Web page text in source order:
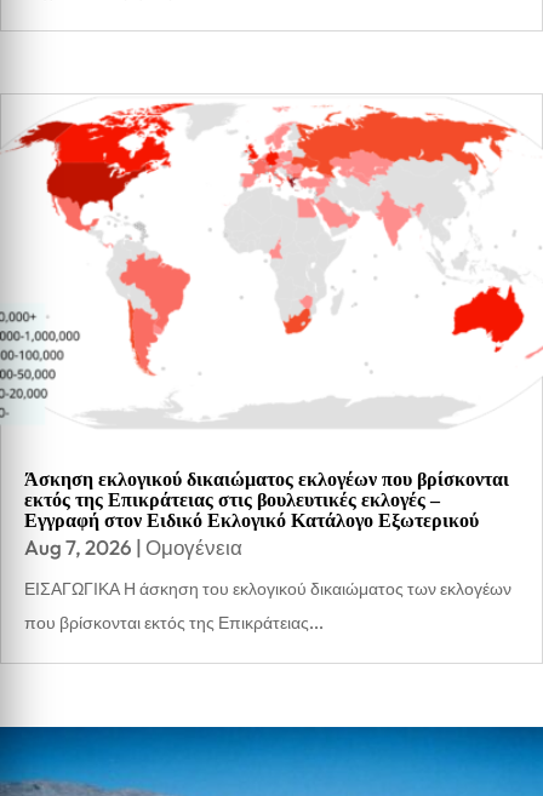
Άσκηση εκλογικού δικαιώματος εκλογέων που βρίσκονται
εκτός της Επικράτειας στις βουλευτικές εκλογές –
Εγγραφή στον Ειδικό Εκλογικό Κατάλογο Εξωτερικού
Aug 7, 2026 |Ομογένεια
ΕΙΣΑΓΩΓΙΚΑ Η άσκηση του εκλογικού δικαιώματος των εκλογέων
που βρίσκονται εκτός της Επικράτειας...